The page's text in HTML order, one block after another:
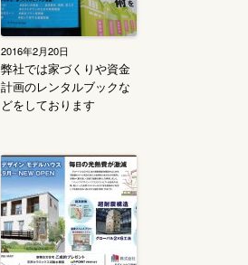
2016年2月20日
弊社では家づくりや資金
計画のレンタルブックな
どをしております